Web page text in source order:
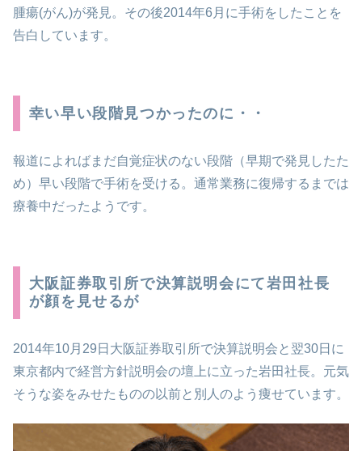
腫瘍(がん)が発見。その後2014年6月に手術をしたことを
告白しています。
幸い早い段階見つかったのに・・
報道によればまだ自覚症状のない段階（早期で発見したた
め）早い段階で手術を受ける。通常業務に復帰するまでは
療養中だったようです。
大阪証券取引所で決算説明会にて岩田社長
が顔を見せるが
2014年10月29日大阪証券取引所で決算説明会と翌30日に
東京都内で経営方針説明会の壇上に立った岩田社長。元気
そうな姿をみせたものの以前と別人のよう痩せています。